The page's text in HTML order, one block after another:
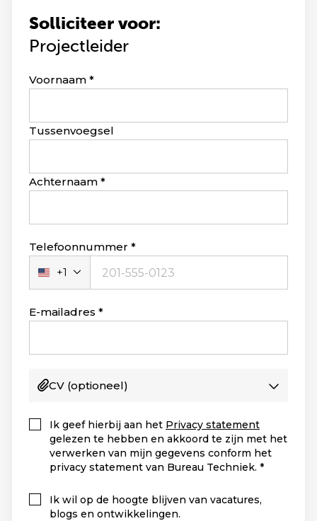
Solliciteer voor:
Projectleider
Leave
blank
Voornaam
Tussenvoegsel
Achternaam
Telefoonnummer
Verenigde
Staten
+1
+1
E-mailadres
CV (optioneel)
Ik geef hierbij aan het Privacy statement
gelezen te hebben en akkoord te zijn met het
verwerken van mijn gegevens conform het
privacy statement van Bureau Techniek.
Ik wil op de hoogte blijven van vacatures,
blogs en ontwikkelingen.